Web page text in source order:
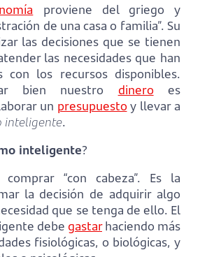
proviene del griego y
de una casa o familia”. Su
las decisiones que se tienen
las necesidades que han
con los recursos disponibles.
bien nuestro dineroes
un presupuestoy llevar a
inteligente.
inteligente?
comprar “con cabeza”. Es la
la decisión de adquirir algo
que se tenga de ello. El
debe gastarhaciendo más
fisiológicas, o biológicas, y